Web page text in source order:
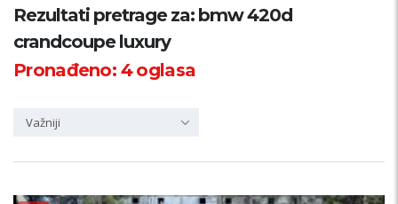
Kategorija
Županija
Rezultati pretrage za: bmw 420d
crandcoupe luxury
Pronađeno:4oglasa
Važniji